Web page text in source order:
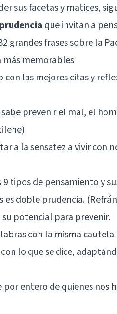
sus facetas y matices,
que invitan a
grandes frases sobre la
más memorables
con las mejores citas y
prevenir el mal, el
a la sensatez a vivir con
9 tipos de pensamiento y
es doble prudencia.
potencial para prevenir.
con la misma cautela
lo que se dice,
por entero de quienes nos